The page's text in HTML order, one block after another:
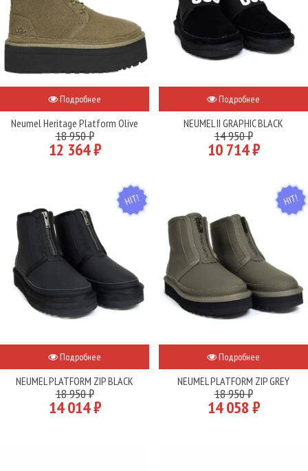
Подробнее
Neumel Heritage Platform Olive
18 950 ₽
12 364 ₽
Подробнее
NEUMEL II GRAPHIC BLACK
14 950 ₽
10 714 ₽
HIT
Подробнее
NEUMEL PLATFORM ZIP BLACK
18 950 ₽
14 014 ₽
HIT
Подробнее
NEUMEL PLATFORM ZIP GREY
18 950 ₽
14 058 ₽